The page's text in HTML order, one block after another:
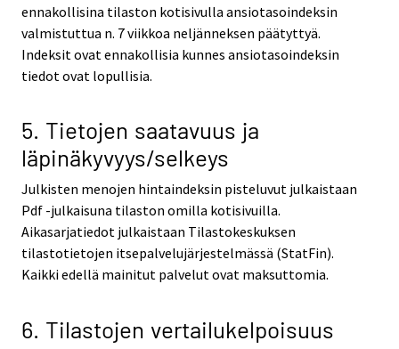
ennakollisina tilaston kotisivulla ansiotasoindeksin
valmistuttua n. 7 viikkoa neljänneksen päätyttyä.
Indeksit ovat ennakollisia kunnes ansiotasoindeksin
tiedot ovat lopullisia.
5. Tietojen saatavuus ja
läpinäkyvyys/selkeys
Julkisten menojen hintaindeksin pisteluvut julkaistaan
Pdf -julkaisuna tilaston omilla kotisivuilla.
Aikasarjatiedot julkaistaan Tilastokeskuksen
tilastotietojen itsepalvelujärjestelmässä (StatFin).
Kaikki edellä mainitut palvelut ovat maksuttomia.
6. Tilastojen vertailukelpoisuus